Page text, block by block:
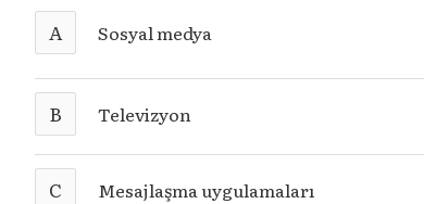
A Sosyal medya
B Televizyon
C Mesajlaşma uygulamaları